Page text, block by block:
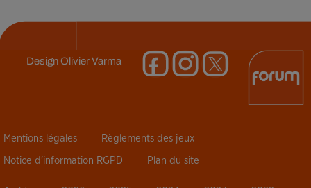
DesignOlivier Varma
Mentions légales Règlements des jeux
Notice d’information RGPD Plan du site